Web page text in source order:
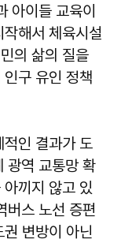
아이들 교육이
해서 체육시설
의 삶의 질을
구 유인 정책
인 결과가 도
광역 교통망 확
끼지 않고 있
버스 노선 증편
변방이 아닌